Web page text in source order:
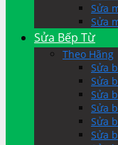
Sửa
Sửa
Sửa Bếp Từ
Theo Hãng
Sửa
Sửa
Sửa
Sửa
Sửa
Sửa